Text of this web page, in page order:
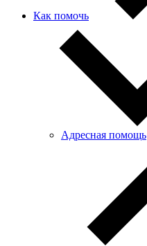
Как помочь
Адресная помощь